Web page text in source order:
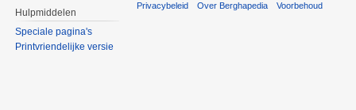
Hulpmiddelen
Speciale pagina's
Printvriendelijke versie
Privacybeleid Over Berghapedia Voorbehoud